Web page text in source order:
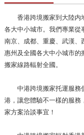
香港跨境搬家到大陸内
各大中小城市。我們專業從
南京、成都、重慶、武漢、
惠州及全國各大中小城市的
搬家線路輻射全國。
中港跨境搬家托運服務
港，讓您體驗不一樣的服務
家方案洽談事宜！